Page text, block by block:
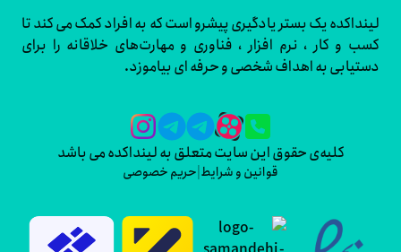
یک بستر یادگیری پیشرو است که به افراد کمک می کند تا
کار ، نرم افزار ، فناوری و مهارت‌های خلاقانه را برای
به اهداف شخصی و حرفه ای بیاموزد.
کلیه‌ی حقوق این سایت متعلق به لینداکده می باشد
قوانین و شرایط |حریم خصوصی